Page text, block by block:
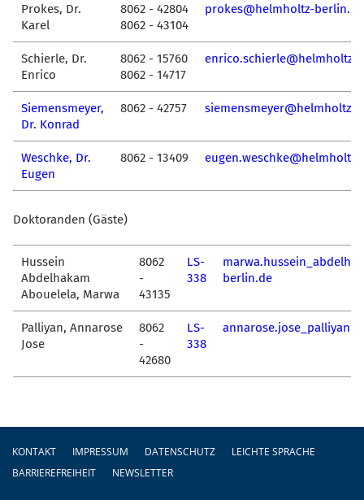
Prokes, Dr.
Karel
8062 - 42804
8062 - 43104
prokes@helmholtz-berlin.de
Schierle, Dr.
Enrico
8062 - 15760
8062 - 14717
enrico.schierle@helmholtz-
Siemensmeyer,
Dr. Konrad
8062 - 42757 siemensmeyer@helmholtz-
Weschke, Dr.
Eugen
8062 - 13409
Doktoranden (Gäste)
Hussein
Abdelhakam
Abouelela, Marwa
8062
-
43135
LS-
338
berlin.de
Palliyan, Annarose
Jose
8062
-
42680
LS-
338
KONTAKT IMPRESSUM DATENSCHUTZ
LEICHTE SPRACHE
BARRIEREFREIHEIT
NEWSLETTER